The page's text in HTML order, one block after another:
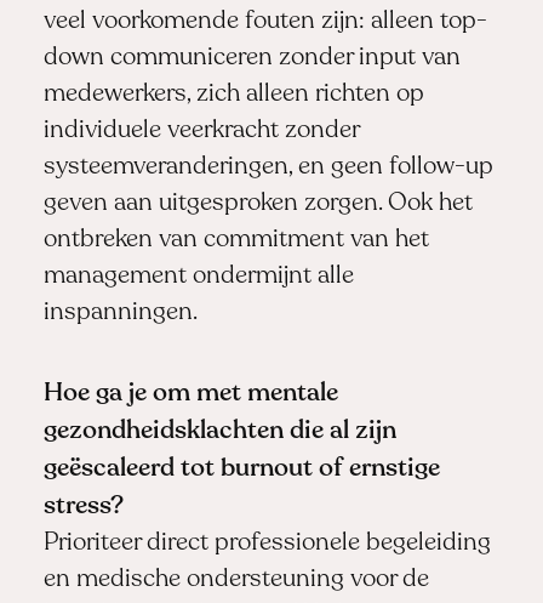
veel voorkomende fouten zijn: alleen top-
down communiceren zonder input van
medewerkers, zich alleen richten op
individuele veerkracht zonder
systeemveranderingen, en geen follow-up
geven aan uitgesproken zorgen. Ook het
ontbreken van commitment van het
management ondermijnt alle
inspanningen.
Hoe ga je om met mentale
gezondheidsklachten die al zijn
geëscaleerd tot burnout of ernstige
stress?
Prioriteer direct professionele begeleiding
en medische ondersteuning voor de